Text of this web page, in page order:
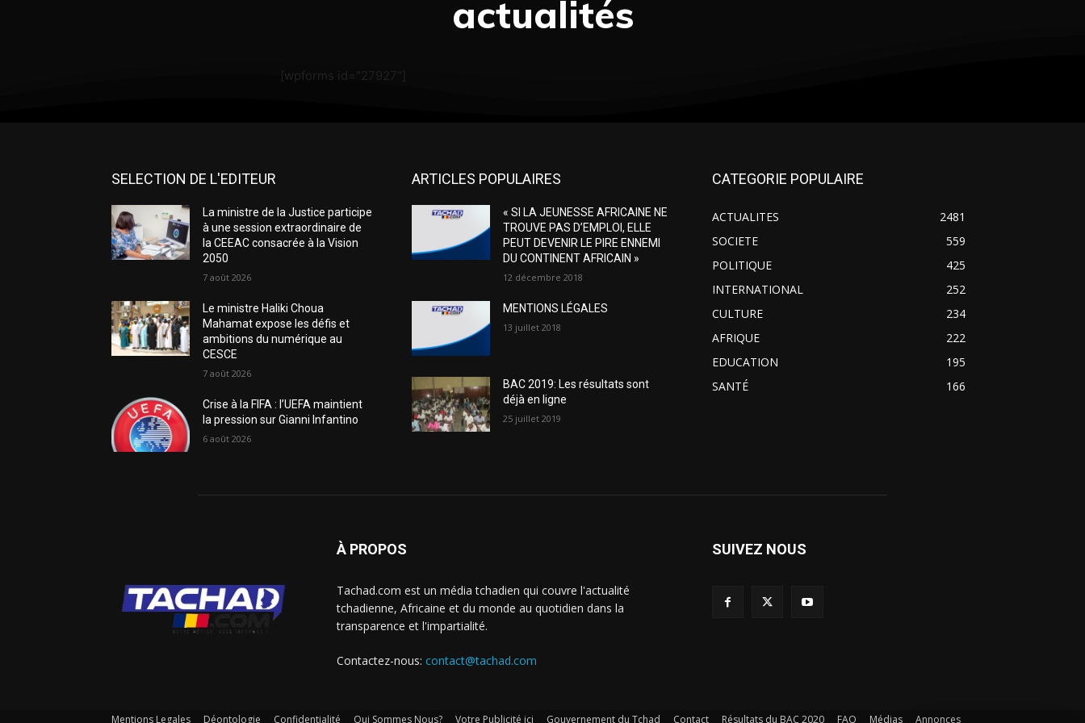
actualités
[wpforms id="27927"]
SELECTION DE L'EDITEUR
La ministre de la Justice participe
à une session extraordinaire de
la CEEAC consacrée à la Vision
2050
7 août 2026
Le ministre Haliki Choua
Mahamat expose les défis et
ambitions du numérique au
CESCE
7 août 2026
Crise à la FIFA : l’UEFA maintient
la pression sur Gianni Infantino
6 août 2026
ARTICLES POPULAIRES
« SI LA JEUNESSE AFRICAINE NE
TROUVE PAS D’EMPLOI, ELLE
PEUT DEVENIR LE PIRE ENNEMI
DU CONTINENT AFRICAIN »
12 décembre 2018
MENTIONS LÉGALES
13 juillet 2018
BAC 2019: Les résultats sont
déjà en ligne
25 juillet 2019
CATEGORIE POPULAIRE
ACTUALITES
2481
SOCIETE
559
POLITIQUE
425
INTERNATIONAL
252
CULTURE
234
AFRIQUE
222
EDUCATION
195
SANTÉ
166
À PROPOS
Tachad.com est un média tchadien qui couvre l'actualité
tchadienne, Africaine et du monde au quotidien dans la
transparence et l'impartialité.
Contactez-nous: contact@tachad.com
SUIVEZ NOUS
Mentions Legales Déontologie Confidentialité Qui Sommes Nous? Votre Publicité ici Gouvernement du Tchad Contact Résultats du BAC 2020 FAQ Médias Annonces